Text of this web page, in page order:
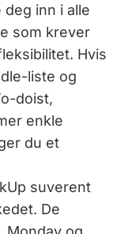
inn i alle
som krever
Hvis
liste og
doist,
enkle
du et
suverent
De